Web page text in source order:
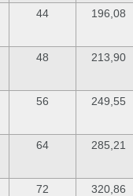
44 196,08
48 213,90
56 249,55
64 285,21
72 320,86